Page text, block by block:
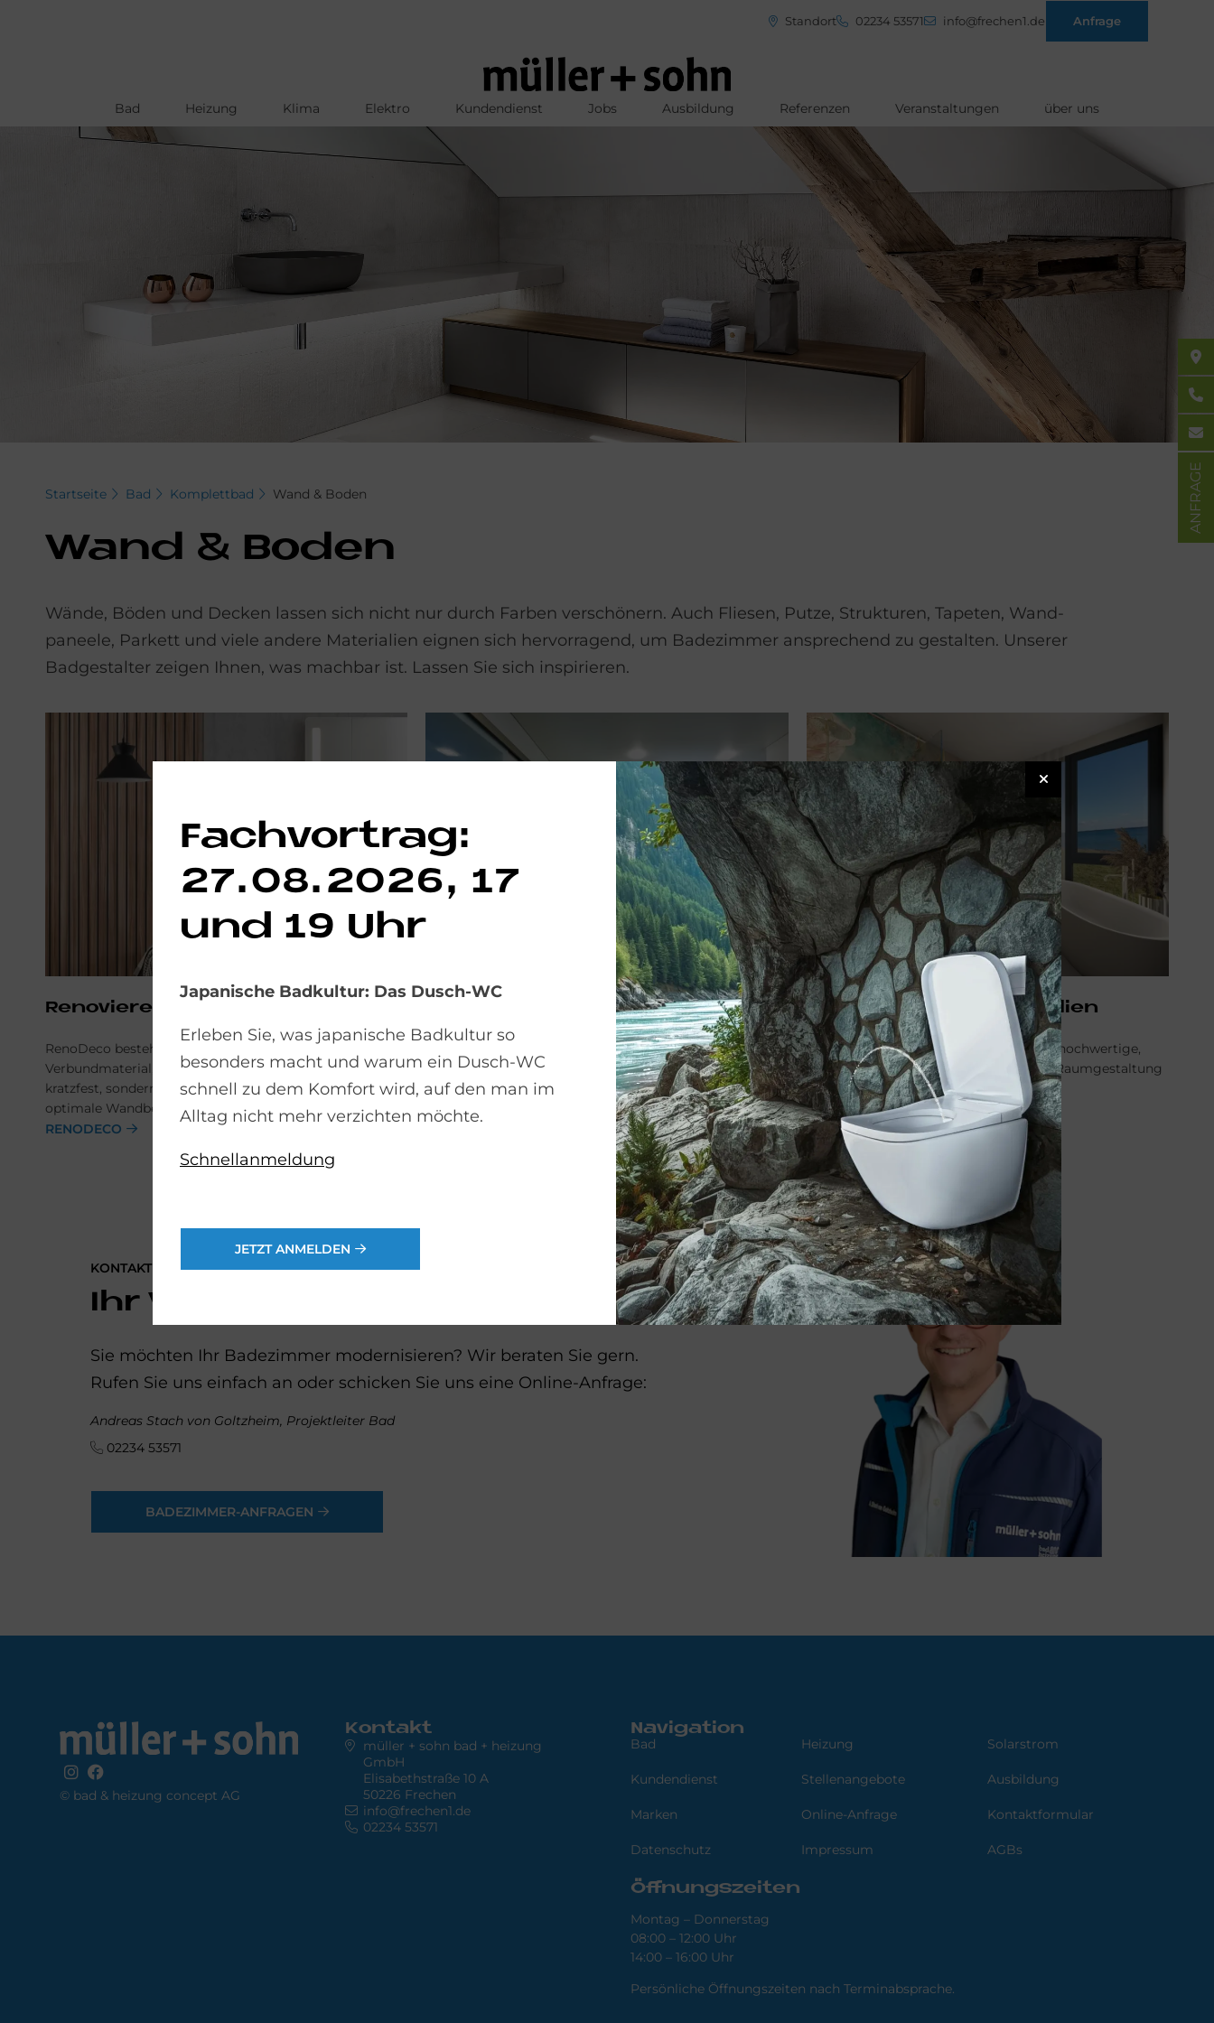
Standort 02234 53571 info@frechen1.de Anfrage
Bad Heizung Klima Elektro Kundendienst Jobs Ausbildung Referenzen Veranstaltungen über uns
Startseite Bad Komplettbad Wand & Boden
Wand & Bo­den
Wände, Böden und Decken lassen sich nicht nur durch Farben ver­schönern. Auch Fliesen, Putze, Strukturen, Tapeten, Wand­
paneele, Parkett und viele andere Materialien eignen sich hervorragend, um Bade­zimmer ansprechend zu gestalten. Unserer
Bad­gestalter zeigen Ihnen, was machbar ist. Lassen Sie sich inspirieren.
Re­no­vie­ren mit Reno­Deco
RenoDeco besteht aus einem Aluminium-
Verbundmaterial, das nicht nur widerstandsfähig und
kratzfest, sondern auch pflegeleicht ist. Es ist der
optimale Wandbelag für Nassbereiche.
RENODECO
Lackspann­decken
Mit Lackspanndecken lassen sich Decken in Bädern und
Wohnräumen schnell, sauber und individuell gestalten.
Funk­ti­ons­flä­chen-Tex­ti­li­en
FFT Funktionsflächentextil bietet Ihnen hochwertige,
individuelle Wanddesigns für moderne Raumgestaltung
mit stilvollen Highlights.
FUNK­TI­ONS­FLÄ­CHEN-TEX­TI­LI­EN
KONTAKTIEREN SIE UNS
Ihr Weg zum neuen Bad
Sie möchten Ihr Badezimmer modernisieren? Wir beraten Sie gern.
Rufen Sie uns einfach an oder schicken Sie uns eine Online-Anfrage:
Andreas Stach von Goltzheim, Projektleiter Bad
02234 53571
BADEZIMMER-ANFRAGEN
© bad & heizung concept AG
Kontakt
müller + sohn bad + heizung
GmbH
Elisabethstraße 10 A
50226 Frechen
info@frechen1.de
02234 53571
Navigation
Bad Heizung Solarstrom
Kundendienst Stellenangebote Ausbildung
Marken Online-Anfrage Kontaktformular
Datenschutz Impressum AGBs
Öffnungszeiten
Montag – Donnerstag
08:00 – 12:00 Uhr
14:00 – 16:00 Uhr
Persönliche Öffnungszeiten nach Terminabsprache.
Fachvortrag:
27.08.2026, 17
und 19 Uhr
Japanische Badkultur: Das Dusch-WC
Erleben Sie, was japanische Badkultur so
besonders macht und warum ein Dusch-WC
schnell zu dem Komfort wird, auf den man im
Alltag nicht mehr verzichten möchte.
Schnellanmeldung
JETZT ANMELDEN
ANFRAGE